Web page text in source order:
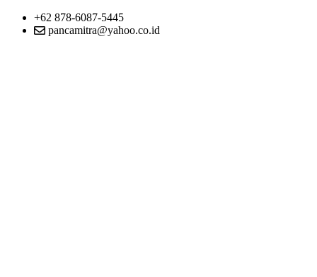
+62 878-6087-5445
pancamitra@yahoo.co.id